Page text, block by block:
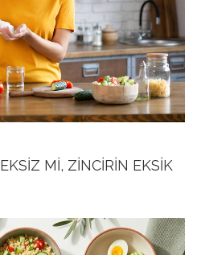
MI, ZINCIRIN EKSIK